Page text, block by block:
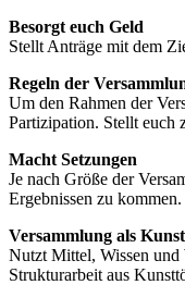
Besorgt euch Geld
Stellt Anträge mit dem
Regeln der
Um den Rahmen der
Partizipation. Stellt euch
Macht Setzungen
Je nach Größe der
Ergebnissen zu kommen.
Versammlung als
Nutzt Mittel, Wissen und
Strukturarbeit aus